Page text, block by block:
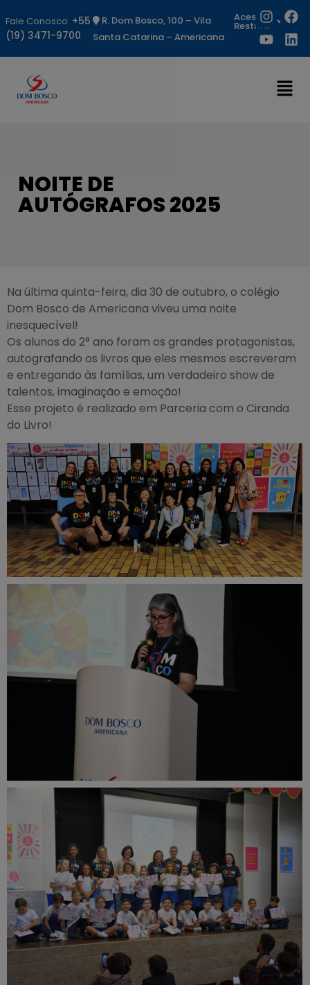
Fale Conosco: +55
(19) 3471-9700
R. Dom Bosco, 100 – Vila
Santa Catarina – Americana
Acesso
Restrito
NOITE DE
AUTÓGRAFOS 2025
Na última quinta-feira, dia 30 de outubro, o colégio
Dom Bosco de Americana viveu uma noite
inesquecível!
Os alunos do 2° ano foram os grandes protagonistas,
autografando os livros que eles mesmos escreveram
e entregando às famílias, um verdadeiro show de
talentos, imaginação e emoção!
Esse projeto é realizado em Parceria com o Ciranda
do Livro!